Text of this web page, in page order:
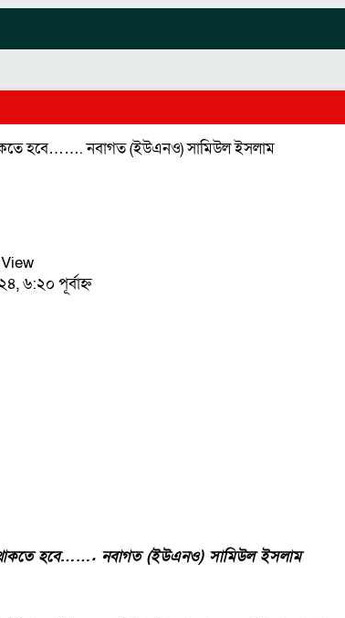
হবে……. নবাগত (ইউএনও) সামিউল ইসলাম
৬:২০ পূর্বাহ্ন
হবে……. নবাগত (ইউএনও) সামিউল ইসলাম